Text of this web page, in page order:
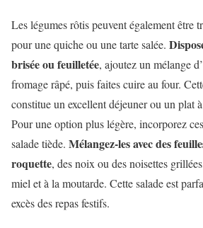
Les légumes rôtis peuvent également être
pour une quiche ou une tarte salée.
brisée ou feuilletée, ajoutez un mélange
fromage râpé, puis faites cuire au four.
constitue un excellent déjeuner ou un plat
Pour une option plus légère, incorporez
salade tiède. Mélangez-les avec des
roquette, des noix ou des noisettes
miel et à la moutarde. Cette salade est
excès des repas festifs.